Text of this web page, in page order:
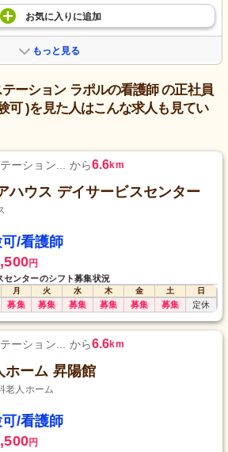
お気に入り に追加
もっと見る
ーション ラポルの看護師 の正社員
可 )を見た人はこんな求人も見てい
ーション... から6.6km
ハウス デイサービスセンター
/看護師
円
センターのシフト募集状況
月 火 水 木 金 土
日
募集 募集 募集 募集 募集 募集 定休
ーション... から6.6km
ホーム 昇陽館
老人ホーム
/看護師
円